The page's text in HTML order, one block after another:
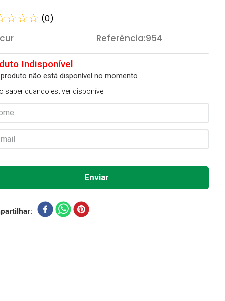
☆☆☆ (0)
Referência:954
não está disponível no momento
saber quando estiver disponível